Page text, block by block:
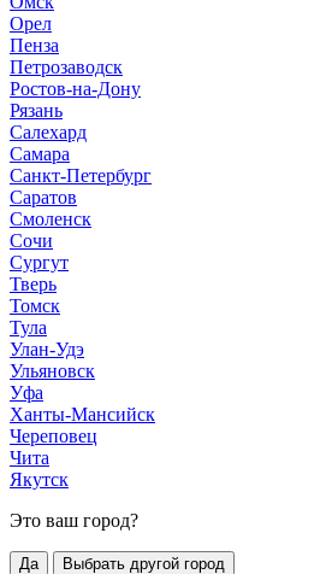
Орел
Пенза
Петрозаводск
Ростов-на-Дону
Рязань
Салехард
Самара
Санкт-Петербург
Саратов
Смоленск
Сочи
Сургут
Тверь
Томск
Тула
Улан-Удэ
Ульяновск
Уфа
Ханты-Мансийск
Череповец
Чита
Якутск
Это ваш город?
Да Выбрать другой город